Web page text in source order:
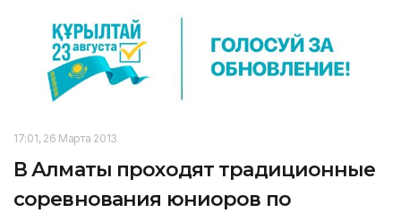
17:01, 26 Марта 2013
В Алматы проходят традиционные
соревнования юниоров по